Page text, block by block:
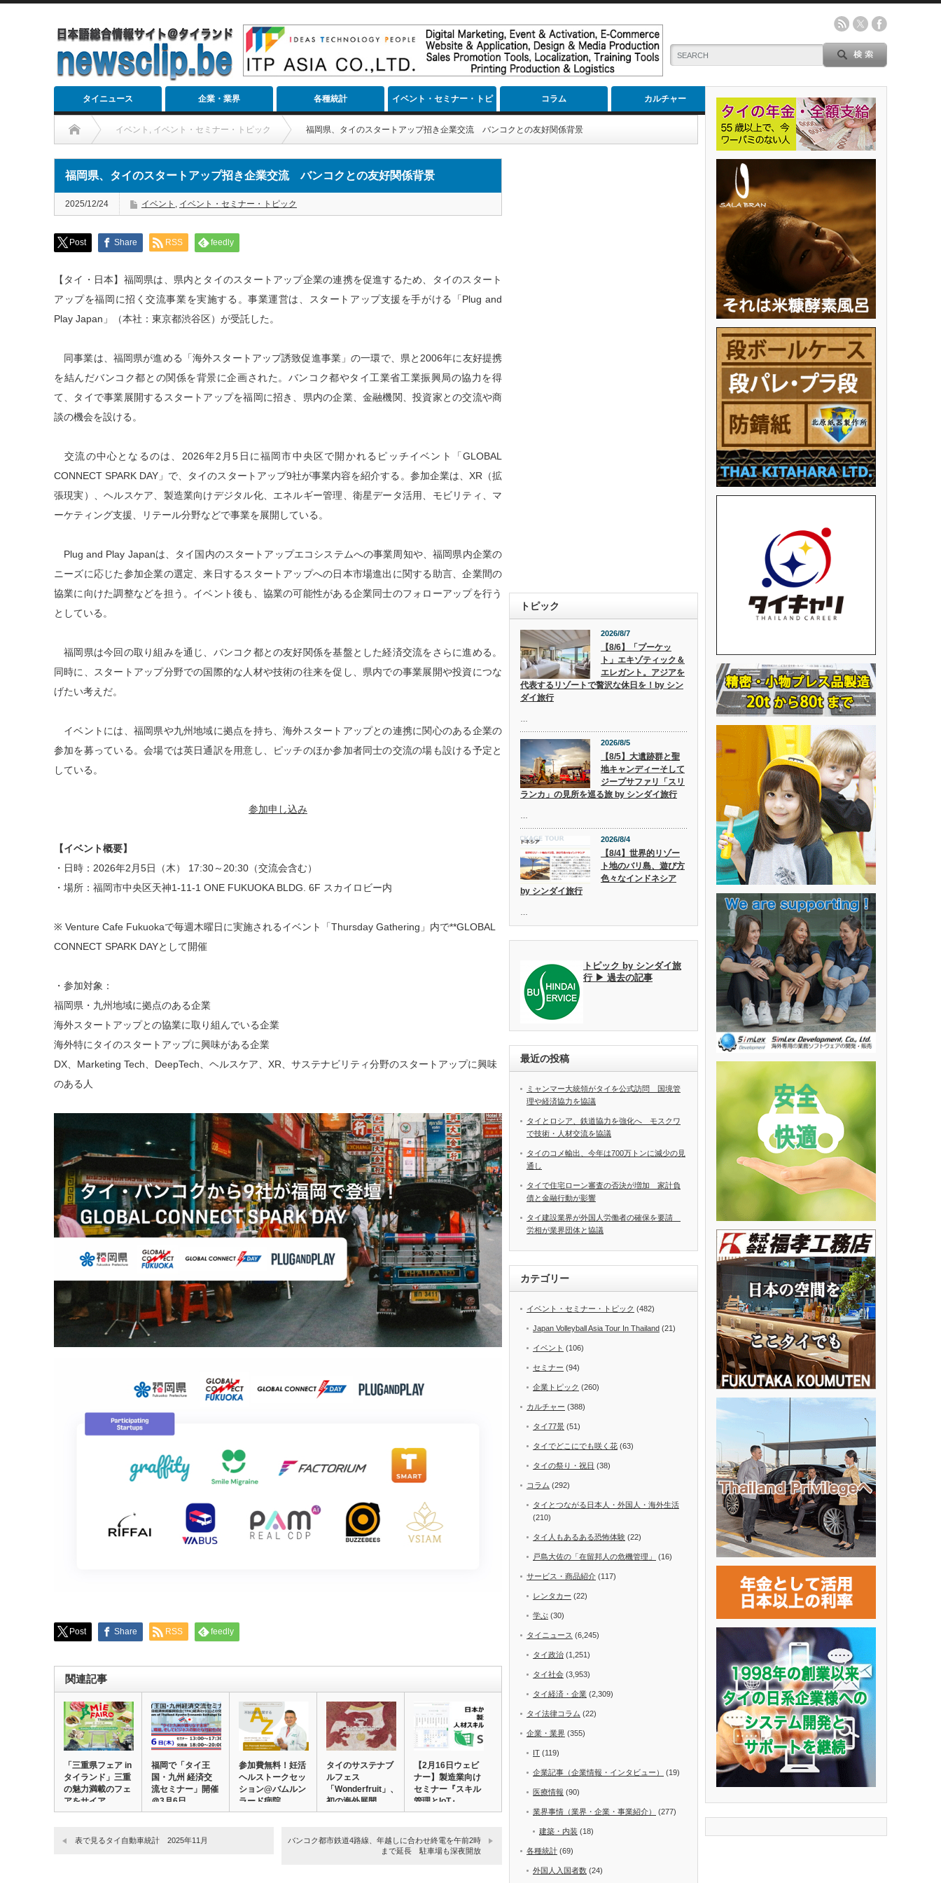
タイニュース 企業・業界 各種統計 イベント・セミナー・トピ
ック
コラム カルチャー
イベント , イベント・セミナー・トピック 福岡県、タイのスタートアップ招き企業交流 バンコクとの友好関係背景
福岡県、タイのスタートアップ招き企業交流 バンコクとの友好関係背景
2025/12/24 イベント , イベント・セミナー・トピック
Post Share RSS feedly
【タイ・日本】福岡県は、県内とタイのスタートアップ企業の連携を促進するため、タイのスタート
アップを福岡に招く交流事業を実施する。事業運営は、スタートアップ支援を手がける「Plug and
Play Japan」（本社：東京都渋谷区）が受託した。
同事業は、福岡県が進める「海外スタートアップ誘致促進事業」の一環で、県と2006年に友好提携
を結んだバンコク都との関係を背景に企画された。バンコク都やタイ工業省工業振興局の協力を得
て、タイで事業展開するスタートアップを福岡に招き、県内の企業、金融機関、投資家との交流や商
談の機会を設ける。
交流の中心となるのは、2026年2月5日に福岡市中央区で開かれるピッチイベント「GLOBAL
CONNECT SPARK DAY」で、タイのスタートアップ9社が事業内容を紹介する。参加企業は、XR（拡
張現実）、ヘルスケア、製造業向けデジタル化、エネルギー管理、衛星データ活用、モビリティ、マ
ーケティング支援、リテール分野などで事業を展開している。
Plug and Play Japanは、タイ国内のスタートアップエコシステムへの事業周知や、福岡県内企業の
ニーズに応じた参加企業の選定、来日するスタートアップへの日本市場進出に関する助言、企業間の
協業に向けた調整などを担う。イベント後も、協業の可能性がある企業同士のフォローアップを行う
としている。
福岡県は今回の取り組みを通じ、バンコク都との友好関係を基盤とした経済交流をさらに進める。
同時に、スタートアップ分野での国際的な人材や技術の往来を促し、県内での事業展開や投資につな
げたい考えだ。
イベントには、福岡県や九州地域に拠点を持ち、海外スタートアップとの連携に関心のある企業の
参加を募っている。会場では英日通訳を用意し、ピッチのほか参加者同士の交流の場も設ける予定と
している。
参加申し込み
【イベント概要】
・日時：2026年2月5日（木） 17:30～20:30（交流会含む）
・場所：福岡市中央区天神1-11-1 ONE FUKUOKA BLDG. 6F スカイロビー内
※ Venture Cafe Fukuokaで毎週木曜日に実施されるイベント「Thursday Gathering」内で**GLOBAL
CONNECT SPARK DAYとして開催
・参加対象：
福岡県・九州地域に拠点のある企業
海外スタートアップとの協業に取り組んでいる企業
海外特にタイのスタートアップに興味がある企業
DX、Marketing Tech、DeepTech、ヘルスケア、XR、サステナビリティ分野のスタートアップに興味
のある人
Post Share RSS feedly
関連記事
「三重県フェア in
タイランド」三重
の魅力満載のフェ
アをサイア…
福岡で「タイ王
国・九州 経済交
流セミナー」開催
＠3月6日
参加費無料！妊活
ヘルストークセッ
ション@バムルン
ラード病院
タイのサステナブ
ルフェス
「Wonderfruit」、
初の海外展開…
【2月16日ウェビ
ナー】製造業向け
セミナー『スキル
管理とIoT』…
表で見るタイ自動車統計 2025年11月
バンコク都市鉄道4路線、年越しに合わせ終電を午前2時
まで延長 駐車場も深夜開放
トピック
2026/8/7
【8/6】「プーケッ
ト」エキゾティック＆
エレガント。アジアを
代表するリゾートで贅沢な休日を！by シン
ダイ旅行
2026/8/5
【8/5】大遺跡群と聖
地キャンディーそして
ジープサファリ「スリ
ランカ」の見所を巡る旅 by シンダイ旅行
2026/8/4
【8/4】世界的リゾー
ト地のバリ島、遊び方
色々なインドネシア
by シンダイ旅行
トピック by シンダイ旅
行 ▶ 過去の記事
最近の投稿
ミャンマー大統領がタイを公式訪問 国境管
理や経済協力を協議
タイとロシア、鉄道協力を強化へ モスクワ
で技術・人材交流を協議
タイのコメ輸出、今年は700万トンに減少の見
通し
タイで住宅ローン審査の否決が増加 家計負
債と金融行動が影響
タイ建設業界が外国人労働者の確保を要請
労相が業界団体と協議
カテゴリー
イベント・セミナー・トピック (482)
Japan Volleyball Asia Tour In Thailand (21)
イベント (106)
セミナー (94)
企業トピック (260)
カルチャー (388)
タイ77景 (51)
タイでどこにでも咲く花 (63)
タイの祭り・祝日 (38)
コラム (292)
タイとつながる日本人・外国人・海外生活
(210)
タイ人もあるある恐怖体験 (22)
戸島大佐の「在留邦人の危機管理」 (16)
サービス・商品紹介 (117)
レンタカー (22)
学ぶ (30)
タイニュース (6,245)
タイ政治 (1,251)
タイ社会 (3,953)
タイ経済・企業 (2,309)
タイ法律コラム (22)
企業・業界 (355)
IT (119)
企業記事（企業情報・インタビュー） (19)
医療情報 (90)
業界事情（業界・企業・事業紹介） (277)
建築・内装 (18)
各種統計 (69)
外国人入国者数 (24)